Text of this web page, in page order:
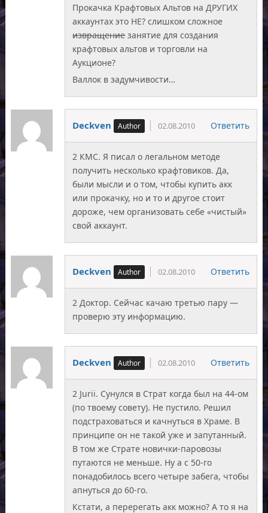
Прокачка Крафтовых Альтов на ДРУГИХ
аккаунтах это НЕ? слишком сложное
извращениезанятие для создания
крафтовых альтов и торговли на
Аукционе?
Валлок в задумчивости…
Deckven 02.08.2010 Ответить
2 КМС. Я писал о легальном методе
получить несколько крафтовиков. Да,
были мысли и о том, чтобы купить акк
или прокачку, но и то и другое стоит
дороже, чем организовать себе «чистый»
свой аккаунт.
Deckven 02.08.2010 Ответить
2 Доктор. Сейчас качаю третью пару —
проверю эту информацию.
Deckven 02.08.2010 Ответить
2 Jurii. Сунулся в Страт когда был на 44-ом
(по твоему совету). Не пустило. Решил
подстраховаться и качнуться в Храме. В
принципе он не такой уже и запутанный.
В том же Страте новички-паровозы
путаются не меньше. Ну а с 50-го
понадобилось всего четыре забега, чтобы
апнуться до 60-го.
Кстати, а перерегать акк можно? А то я на